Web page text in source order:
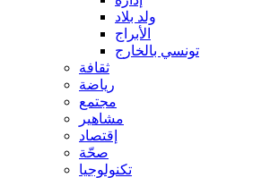
ولد بلاد
الأبراج
تونسي بالخارج
ثقافة
رياضة
مجتمع
مشاهير
إقتصاد
صحّة
تكنولوجيا